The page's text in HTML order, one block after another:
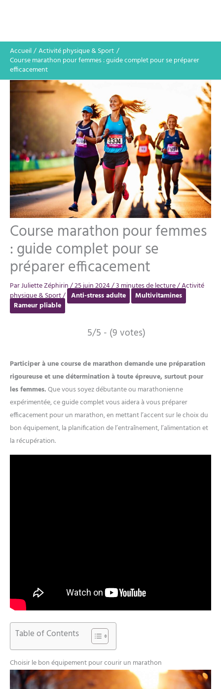
Accueil
Activité physique & Sport
Course marathon pour femmes : guide complet pour se préparer
efficacement
Course marathon pour femmes
: guide complet pour se
préparer efficacement
ParJuliette Zéphirin/25 juin 2024/3 minutes de lecture/Activité
physique & Sport/ Anti-stress adulte
Multivitamines
Rameur pliable
5/5 - (9 votes)
Participer à une course de marathon demande une préparation
rigoureuse et une détermination à toute épreuve, surtout pour
les femmes.Que vous soyez débutante ou marathonienne
expérimentée, ce guide complet vous aidera à vous préparer
efficacement pour un marathon, en mettant l’accent sur le choix du
bon équipement, la planification de l’entraînement, l’alimentation et
la récupération.
Table of Contents
Choisir le bon équipement pour courir un marathon